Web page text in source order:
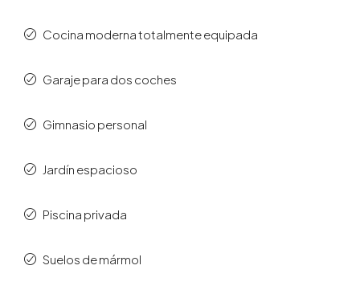
Cocina moderna totalmente equipada
Garaje para dos coches
Gimnasio personal
Jardín espacioso
Piscina privada
Suelos de mármol